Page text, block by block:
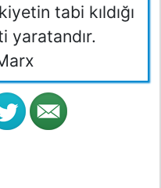
tabi kıldığı
yaratandır.